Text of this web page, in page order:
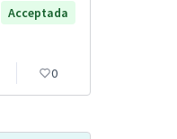
Acceptada
0